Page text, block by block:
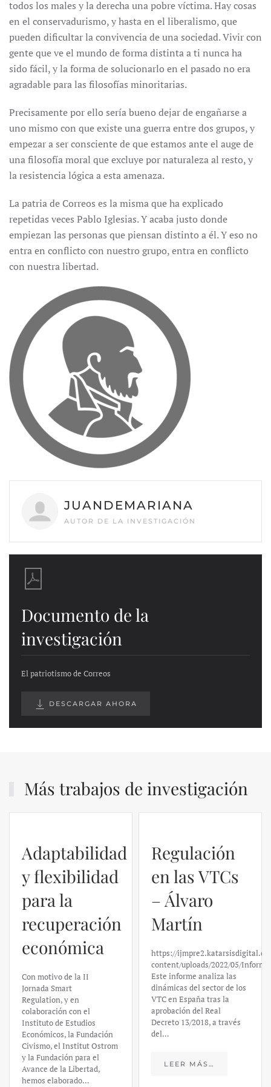
todos los males y la derecha una pobre víctima. Hay cosas
en el conservadurismo, y hasta en el liberalismo, que
pueden dificultar la convivencia de una sociedad. Vivir con
gente que ve el mundo de forma distinta a ti nunca ha
sido fácil, y la forma de solucionarlo en el pasado no era
agradable para las filosofías minoritarias.
Precisamente por ello sería bueno dejar de engañarse a
uno mismo con que existe una guerra entre dos grupos, y
empezar a ser consciente de que estamos ante el auge de
una filosofía moral que excluye por naturaleza al resto, y
la resistencia lógica a esta amenaza.
La patria de Correos es la misma que ha explicado
repetidas veces Pablo Iglesias. Y acaba justo donde
empiezan las personas que piensan distinto a él. Y eso no
entra en conflicto con nuestro grupo, entra en conflicto
con nuestra libertad.
JUANDEMARIANA
AUTOR DE LA INVESTIGACIÓN
Documento de la
investigación
El patriotismo de Correos
DESCARGAR AHORA
Más trabajos de investigación
Adaptabilidad
y flexibilidad
para la
recuperación
económica
Con motivo de la II
Jornada Smart
Regulation, y en
colaboración con el
Instituto de Estudios
Económicos, la Fundación
Civismo, el Institut Ostrom
y la Fundación para el
Avance de la Libertad,
hemos elaborado…
Regulación
en las VTCs
– Álvaro
Martín
https://
content/uploads/2022/05/
Este informe analiza las
dinámicas del sector de los
VTC en España tras la
aprobación del Real
Decreto 13/2018, a través
del…
LEER MÁS…